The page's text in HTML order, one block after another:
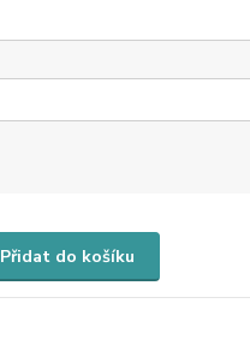
Přidat do košíku